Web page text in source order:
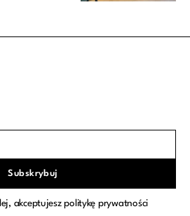
akceptujesz politykę prywatności